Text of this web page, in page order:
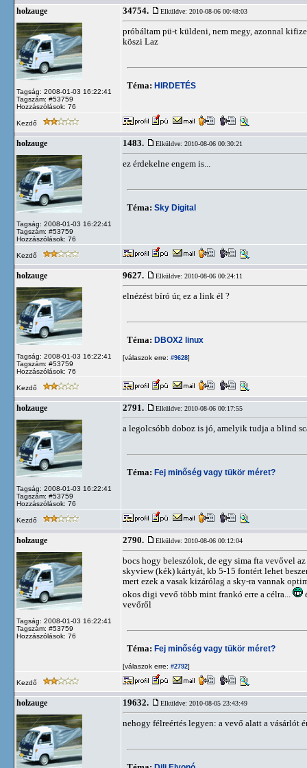
holzauge
Tagság: 2008-01-03 16:22:41
Tagszám: #53759
Hozzászólások: 76
34754. Elküldve: 2010-08-06 00:48:03
próbáltam pü-t küldeni, nem megy, azonnal
köszi Laz
Téma: HIRDETÉS
Kezdő
holzauge
Tagság: 2008-01-03 16:22:41
Tagszám: #53759
Hozzászólások: 76
1483. Elküldve: 2010-08-06 00:30:21
ez érdekelne engem is...
Téma: Sky Digital
Kezdő
holzauge
Tagság: 2008-01-03 16:22:41
Tagszám: #53759
Hozzászólások: 76
9627. Elküldve: 2010-08-06 00:24:11
elnézést bíró úr, ez a link él ?
Téma: DBOX2 linux
[válaszok erre: #9628]
Kezdő
holzauge
Tagság: 2008-01-03 16:22:41
Tagszám: #53759
Hozzászólások: 76
2791. Elküldve: 2010-08-06 00:17:55
a legolcsóbb doboz is jó, amelyik tudja a blind
Téma: Fej minőség vagy tükör méret?
Kezdő
holzauge
Tagság: 2008-01-03 16:22:41
Tagszám: #53759
Hozzászólások: 76
2790. Elküldve: 2010-08-06 00:12:04
bocs hogy beleszólok, de egy sima fta vevővel
skyview (kék) kártyát, kb 5-15 fontért lehet
mert ezek a vasak kizárólag a sky-ra vannak
okos digi vevő több mint frankó erre a célra...
vevőről
Téma: Fej minőség vagy tükör méret?
[válaszok erre: #2792]
Kezdő
holzauge 19632. Elküldve: 2010-08-05 23:43:49
nehogy félreértés legyen: a vevő alatt a vásárlót